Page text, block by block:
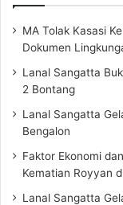
MA Tolak Kasasi
Dokumen
Lanal Sangatta
2 Bontang
Lanal Sangatta
Bengalon
Faktor Ekonomi
Kematian Royyan
Lanal Sangatta